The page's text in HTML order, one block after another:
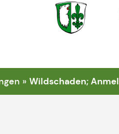
» Wildschaden;